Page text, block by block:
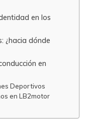
en los
¿hacia dónde
en
Deportivos
en LB2motor